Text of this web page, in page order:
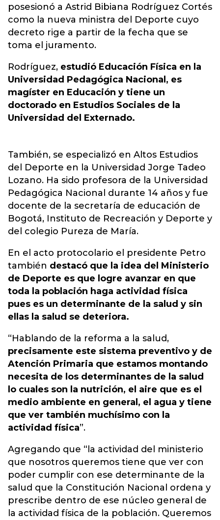
posesionó a Astrid Bibiana Rodríguez Cortés
como la nueva ministra del Deporte cuyo
decreto rige a partir de la fecha que se
toma el juramento.
Rodríguez, estudió Educación Física en la
Universidad Pedagógica Nacional, es
magíster en Educación y tiene un
doctorado en Estudios Sociales de la
Universidad del Externado.
También, se especializó en Altos Estudios
del Deporte en la Universidad Jorge Tadeo
Lozano. Ha sido profesora de la Universidad
Pedagógica Nacional durante 14 años y fue
docente de la secretaría de educación de
Bogotá, Instituto de Recreación y Deporte y
del colegio Pureza de María.
En el acto protocolario el presidente Petro
también destacó que la idea del Ministerio
de Deporte es que logre avanzar en que
toda la población haga actividad física
pues es un determinante de la salud y sin
ellas la salud se deteriora.
“Hablando de la reforma a la salud,
precisamente este sistema preventivo y de
Atención Primaria que estamos montando
necesita de los determinantes de la salud
lo cuales son la nutrición, el aire que es el
medio ambiente en general, el agua y tiene
que ver también muchísimo con la
actividad física”.
Agregando que “la actividad del ministerio
que nosotros queremos tiene que ver con
poder cumplir con ese determinante de la
salud que la Constitución Nacional ordena y
prescribe dentro de ese núcleo general de
la actividad física de la población. Queremos